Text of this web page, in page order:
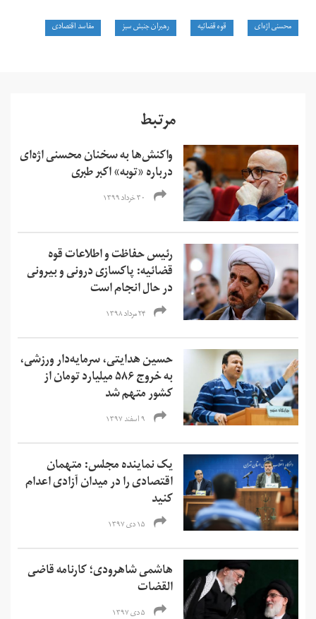
محسنی اژه‌ای قوه قضائیه رهبران جنبش سبز مفاسد اقتصادی
مرتبط
واکنش‌ها به سخنان محسنی‌ اژه‌ای
درباره «توبه» اکبر طبری
۳۰ خرداد ۱۳۹۹
رئیس حفاظت و اطلاعات قوه
قضائیه: پاکسازی درونی و بیرونی
در حال انجام است
۲۴ مرداد ۱۳۹۸
حسین هدایتی، سرمایه‌دار ورزشی،
به خروج ۵۸۶ میلیارد تومان از
کشور متهم شد
۹ اسفند ۱۳۹۷
یک نماینده مجلس: متهمان
اقتصادی را در میدان آزادی اعدام
کنید
۱۵ دی ۱۳۹۷
هاشمی شاهرودی؛ کارنامه قاضی
القضات
۵ دی ۱۳۹۷